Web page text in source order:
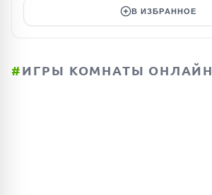
В ИЗБРАННОЕ
#ИГРЫ КОМНАТЫ ОНЛАЙН